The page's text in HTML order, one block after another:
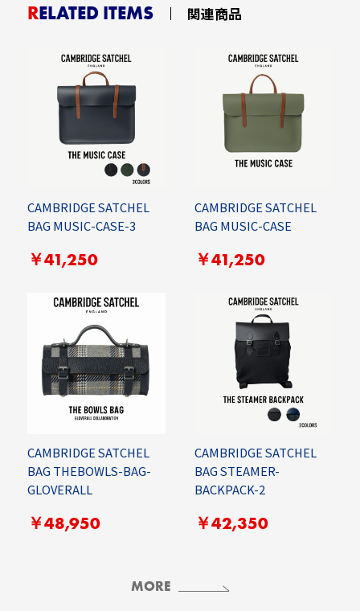
RELATED ITEMS 関連商品
CAMBRIDGE SATCHEL
BAG MUSIC-CASE-3
￥41,250
CAMBRIDGE SATCHEL
BAG MUSIC-CASE
￥41,250
CAMBRIDGE SATCHEL
BAG THEBOWLS-BAG-
GLOVERALL
￥48,950
CAMBRIDGE SATCHEL
BAG STEAMER-
BACKPACK-2
￥42,350
MORE